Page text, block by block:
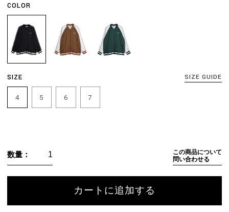
COLOR
SIZE SIZE GUIDE
4 5 6 7
数量：
この商品について
問い合わせる
カートに追加する